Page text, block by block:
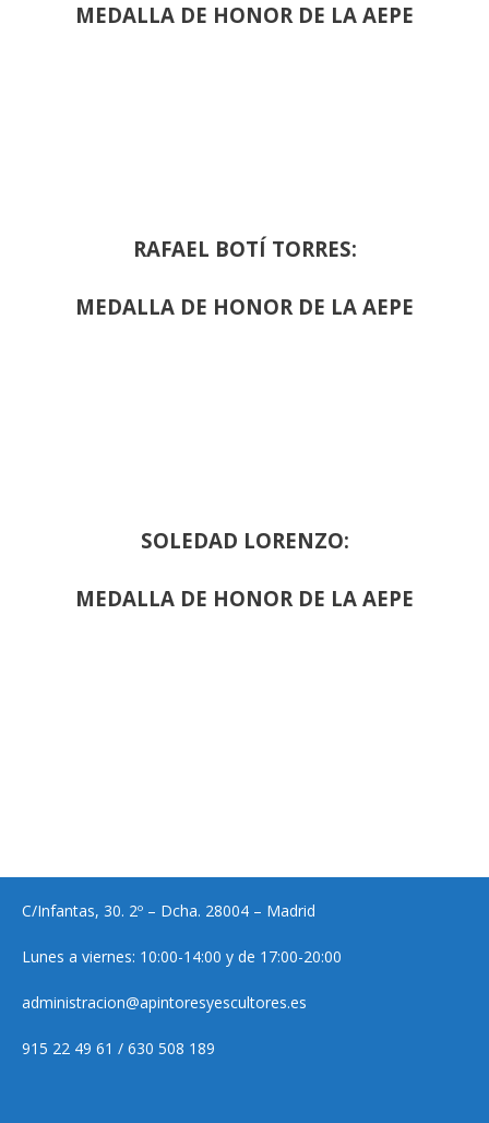
MEDALLA DE HONOR DE LA AEPE
RAFAEL BOTÍ TORRES:
MEDALLA DE HONOR DE LA AEPE
SOLEDAD LORENZO:
MEDALLA DE HONOR DE LA AEPE
C/Infantas, 30. 2º – Dcha. 28004 – Madrid
Lunes a viernes: 10:00-14:00 y de 17:00-20:00
administracion@apintoresyescultores.es
915 22 49 61 / 630 508 189